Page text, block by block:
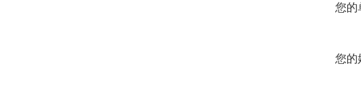
您的
您的